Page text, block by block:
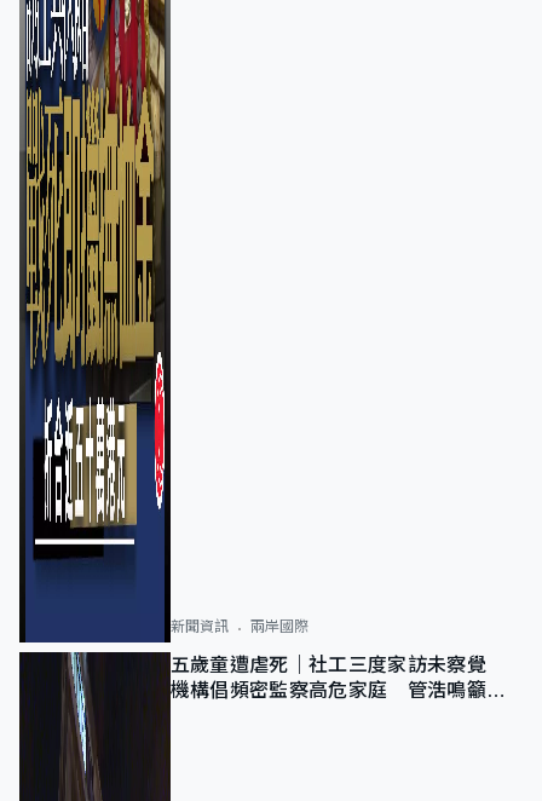
新聞資訊 兩岸國際
五歲童遭虐死｜社工三度家訪未察覺
機構倡頻密監察高危家庭 管浩鳴籲加